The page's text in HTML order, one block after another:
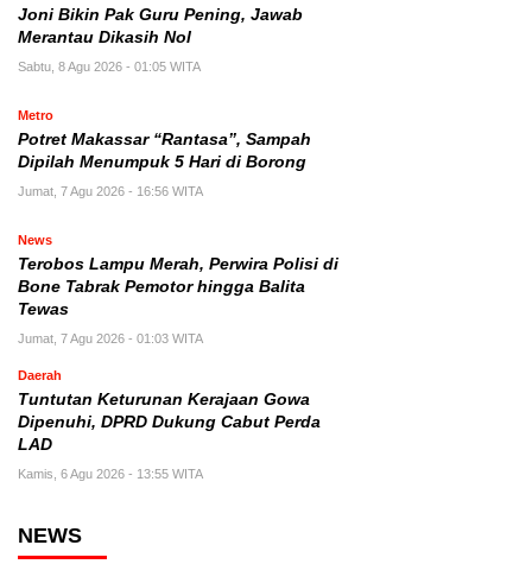
Joni Bikin Pak Guru Pening, Jawab
Merantau Dikasih Nol
Sabtu, 8 Agu 2026 - 01:05 WITA
Metro
Potret Makassar “Rantasa”, Sampah
Dipilah Menumpuk 5 Hari di Borong
Jumat, 7 Agu 2026 - 16:56 WITA
News
Terobos Lampu Merah, Perwira Polisi di
Bone Tabrak Pemotor hingga Balita
Tewas
Jumat, 7 Agu 2026 - 01:03 WITA
Daerah
Tuntutan Keturunan Kerajaan Gowa
Dipenuhi, DPRD Dukung Cabut Perda
LAD
Kamis, 6 Agu 2026 - 13:55 WITA
NEWS